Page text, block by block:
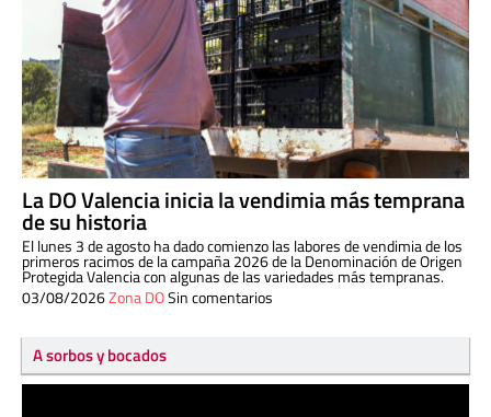
La DO Valencia inicia la vendimia más temprana
de su historia
El lunes 3 de agosto ha dado comienzo las labores de vendimia de los
primeros racimos de la campaña 2026 de la Denominación de Origen
Protegida Valencia con algunas de las variedades más tempranas.
03/08/2026Zona DOSin comentarios
A sorbos y bocados